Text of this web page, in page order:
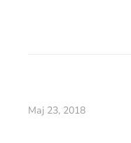
Мај 23, 2018